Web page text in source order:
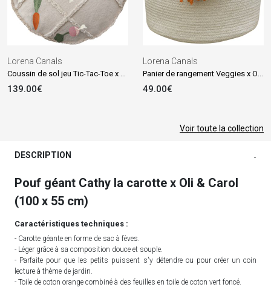
Lorena Canals
139.00€
Lorena Canals
49.00€
Voir toute la collection
DESCRIPTION -
Pouf géant Cathy la carotte x Oli & Carol
(100 x 55 cm)
Caractéristiques techniques :
- Carotte géante en forme de sac à fèves.
- Léger grâce à sa composition douce et souple.
- Parfaite pour que les petits puissent s'y détendre ou pour créer un coin
lecture à thème de jardin.
- Toile de coton orange combiné à des feuilles en toile de coton vert foncé.